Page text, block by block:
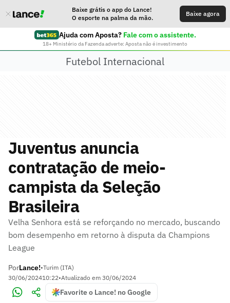
Baixe grátis o app do Lance!
O esporte na palma da mão.
Baixe agora
Ajuda com Aposta? Fale com o assistente.
18+ Ministério da Fazenda adverte: Aposta não é investimento
Futebol Internacional
Juventus anuncia
contratação de meio-
campista da Seleção
Brasileira
Velha Senhora está se reforçando no mercado, buscando
bom desempenho em retorno à disputa da Champions
League
PorLance!•Turim (ITA)
30/06/202410:22•Atualizado em 30/06/2024
Favorite o Lance! no Google